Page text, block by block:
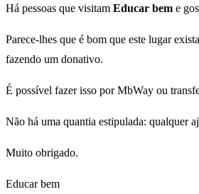
Há pessoas que visitam Educar bem e
Parece-lhes que é bom que este lugar
fazendo um donativo.
É possível fazer isso por MbWay ou
Não há uma quantia estipulada: qualquer
Muito obrigado.
Educar bem